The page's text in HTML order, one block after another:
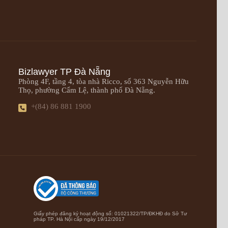
Bizlawyer TP Đà Nẵng
Phòng 4F, tầng 4, tòa nhà Ricco, số 363 Nguyễn Hữu
Thọ, phường Cẩm Lệ, thành phố Đà Nẵng.
+(84) 86 881 1900
Giấy phép đăng ký hoạt động số: 01021322/TP/ĐKHĐ do Sở Tư
pháp TP. Hà Nội cấp ngày 19/12/2017